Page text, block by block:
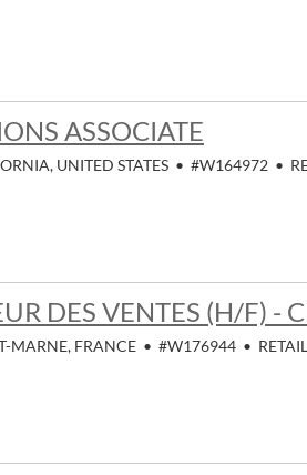
ASSOCIATE
UNITED STATES • #W164972 •
DES VENTES (H/F) -
MARNE, FRANCE • #W176944 • RETAIL